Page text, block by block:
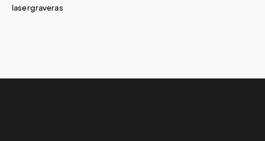
lasergraveras